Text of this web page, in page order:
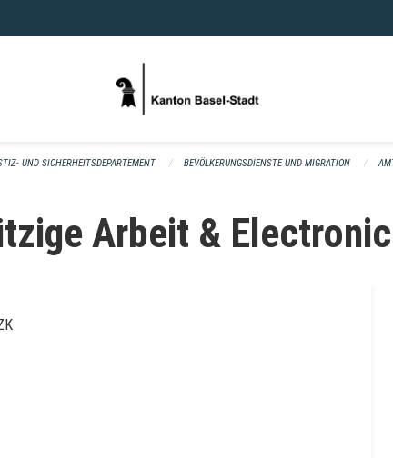
UND SICHERHEITSDEPARTEMENT BEVÖLKERUNGSDIENSTE UND MIGRATION
Arbeit &